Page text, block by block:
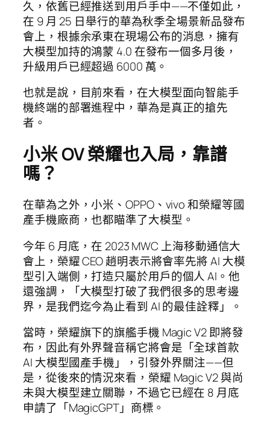
久，依舊已經推送到用戶手中——不僅如此，
在 9 月 25 日舉行的華為秋季全場景新品發布
會上，根據余承東在現場公布的消息，擁有
大模型加持的鴻蒙 4.0 在發布一個多月後，
升級用戶已經超過 6000 萬。
也就是說，目前來看，在大模型面向智能手
機終端的部署進程中，華為是真正的搶先
者。
小米 OV 榮耀也入局，靠譜
嗎？
在華為之外，小米、OPPO、vivo 和榮耀等國
產手機廠商，也都瞄準了大模型。
今年 6 月底，在 2023 MWC 上海移動通信大
會上，榮耀 CEO 趙明表示將會率先將 AI 大模
型引入端側，打造只屬於用戶的個人 AI。他
還強調，「大模型打破了我們很多的思考邊
界，是我們迄今為止看到 AI 的最佳詮釋」。
當時，榮耀旗下的旗艦手機 Magic V2 即將發
布，因此有外界聲音稱它將會是「全球首款
AI 大模型國產手機」，引發外界關注——但
是，從後來的情況來看，榮耀 Magic V2 與尚
未與大模型建立關聯，不過它已經在 8 月底
申請了「MagicGPT」商標。